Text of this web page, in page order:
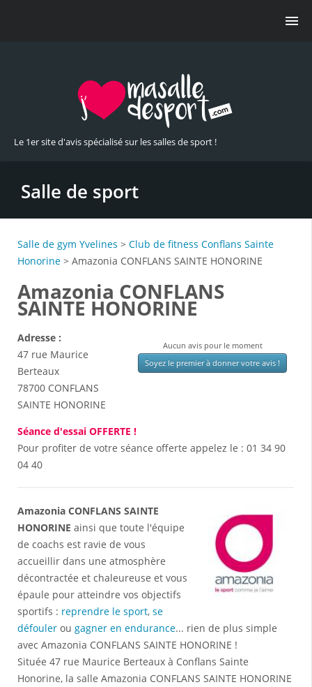
Le 1er site d'avis spécialisé sur les salles de sport !
Salle de sport
Salle de gym Yvelines > Club de fitness Conflans Sainte
Honorine > Amazonia CONFLANS SAINTE HONORINE
Amazonia CONFLANS
SAINTE HONORINE
Aucun avis pour le moment
Soyez le premier à donner votre avis !
Adresse :
47 rue Maurice
Berteaux
78700 CONFLANS
SAINTE HONORINE
Séance d'essai OFFERTE !
Pour profiter de votre séance offerte appelez le : 01 34 90
04 40
Amazonia CONFLANS SAINTE
HONORINE ainsi que toute l'équipe
de coachs est ravie de vous
accueillir dans une atmosphère
décontractée et chaleureuse et vous
épaule pour atteindre vos objectifs
sportifs : reprendre le sport, se
défouler ou gagner en endurance... rien de plus simple
avec Amazonia CONFLANS SAINTE HONORINE !
Située 47 rue Maurice Berteaux à Conflans Sainte
Honorine, la salle Amazonia CONFLANS SAINTE HONORINE